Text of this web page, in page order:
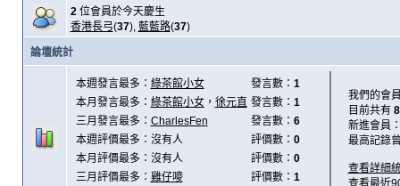
2位會員於今天慶生
香港長弓(37), 藍藍路(37)
論壇統計
本週發言最多： 綠茶館小女 發言數： 1
本月發言最多： 綠茶館小女， 徐元直 發言數： 1
三月發言最多： CharlesFen 發言數： 6
本週評價最多：沒有人
評價數： 0
本月評價最多：沒有人
評價數： 0
三月評價最多： 雞仔嘜 評價數： 1
我們的會
目前共有
新進會員
最高記錄
查看詳細
查看最近